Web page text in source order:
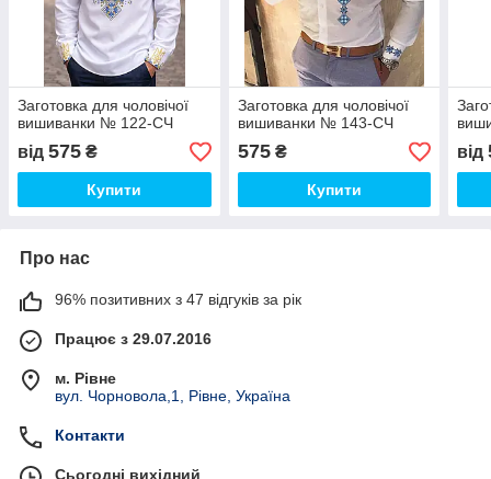
Заготовка для чоловічої
вишиванки № 122-СЧ
від 575 ₴
Купити
Заготовка для чоловічої
вишиванки № 143-СЧ
575₴
Купити
від
Про нас
96% позитивних з 47 відгуків за рік
Працює з 29.07.2016
м. Рівне
вул. Чорновола,1, Рівне, Україна
Контакти
Сьогодні вихідний